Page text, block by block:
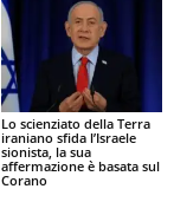
Lo scienziato della Terra
iraniano sfida l’Israele
sionista, la sua
affermazione è basata sul
Corano